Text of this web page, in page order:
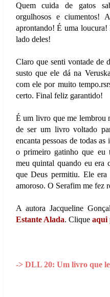
Quem cuida de gatos
orgulhosos e ciumentos!
aprontando! É uma loucura!
lado deles!
Claro que senti vontade de
susto que ele dá na
com ele por muito
certo. Final feliz garantido!
É um livro que me lembrou
de ser um livro voltado
encanta pessoas de todas
o primeiro gatinho que eu
meu quintal quando eu era
que Deus permitiu. Ele era
amoroso. O Serafim me fez
A autora Jacqueline
Estante Alada. Clique aqui
-> DLL 20: Um livro que